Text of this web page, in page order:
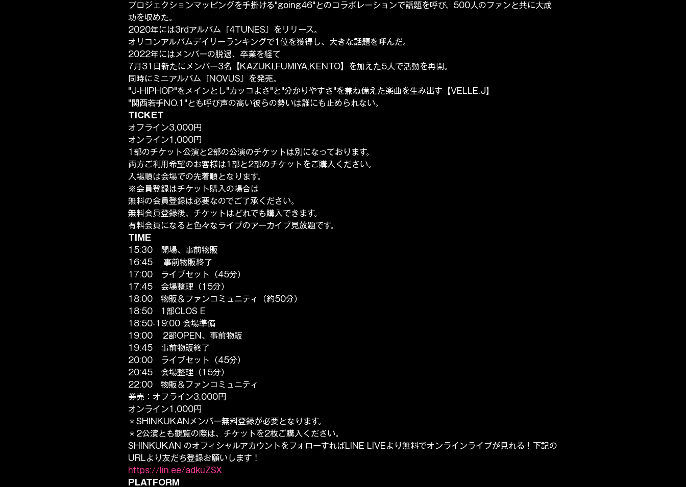
プロジェクションマッピングを手掛ける"going46"とのコラボレーションで話題を呼び、500人のファンと共に大成
功を収めた。
2020年には3rdアルバム『4TUNES』をリリース。
オリコンアルバムデイリーランキングで1位を獲得し、大きな話題を呼んだ。
2022年にはメンバーの脱退、卒業を経て
7月31日新たにメンバー3名【KAZUKI,FUMIYA,KENTO】を加えた5人で活動を再開。
同時にミニアルバム『NOVUS』を発売。
"J-HIPHOP"をメインとし"カッコよさ"と"分かりやすさ"を兼ね備えた楽曲を生み出す【VELLE.J】
"関西若手NO.1"とも呼び声の高い彼らの勢いは誰にも止められない。
TICKET
オフライン3,000円
オンライン1,000円
1部のチケット公演と2部の公演のチケットは別になっております。
両方ご利用希望のお客様は1部と2部のチケットをご購入ください。
入場順は会場での先着順となります。
※会員登録はチケット購入の場合は
無料の会員登録は必要なのでご了承ください。
無料会員登録後、チケットはどれでも購入できます。
有料会員になると色々なライブのアーカイブ見放題です。
TIME
15:30　開場、事前物販
16:45 　事前物販終了
17:00　ライブセット（45分）
17:45　会場整理（15分）
18:00　物販＆ファンコミュニティ（約50分）
18:50　1部CLOS E
18:50-19:00 会場準備
19:00    2部OPEN、事前物販
19:45　事前物販終了
20:00　ライブセット（45分）
20:45　会場整理（15分）
22:00　物販＆ファンコミュニティ
券売：オフライン3,000円
オンライン1,000円
＊SHINKUKANメンバー無料登録が必要となります。
＊2公演とも観覧の際は、チケットを2枚ご購入ください。
SHINKUKAN のオフィシャルアカウントをフォローすればLINE LIVEより無料でオンラインライブが見れる！下記の
URLより友だち登録お願いします！
https://lin.ee/adkuZSX
PLATFORM